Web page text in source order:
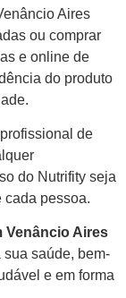
Aires
ou comprar
e online de
do produto
de
do Nutrifity seja
pessoa.
Venâncio Aires
saúde, bem-
e em forma